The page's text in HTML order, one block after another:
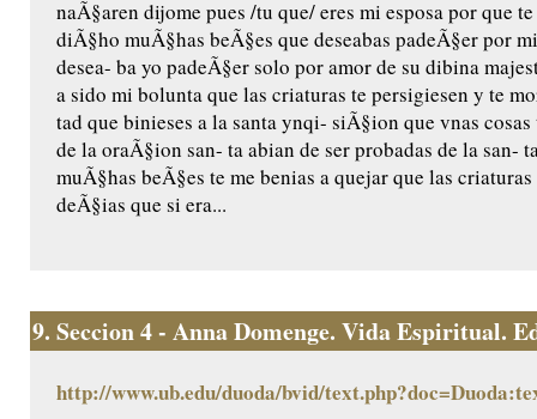
naÃ§aren dijome pues /tu que/ eres mi esposa por que
diÃ§ho muÃ§has beÃ§es que deseabas padeÃ§er por
desea- ba yo padeÃ§er solo por amor de su dibina
a sido mi bolunta que las criaturas te persigiesen y te
tad que binieses a la santa ynqi- siÃ§ion que vnas
de la oraÃ§ion san- ta abian de ser probadas de la san-
muÃ§has beÃ§es te me benias a quejar que las
deÃ§ias que si era...
9. Seccion 4 - Anna Domenge. Vida Espiritual.
http://www.ub.edu/duoda/bvid/